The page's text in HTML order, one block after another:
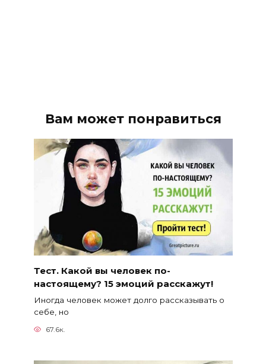
Вам может понравиться
Тест. Какой вы человек по-
настоящему? 15 эмоций расскажут!
Иногда человек может долго рассказывать о
себе, но
67.6к.